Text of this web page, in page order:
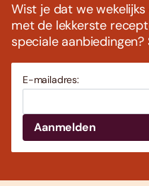
Wist je dat we
met de lekkerste
speciale aanbiedingen?
E-mailadres: